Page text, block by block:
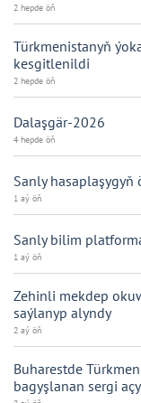
2 hepde öň
Türkmenistanyň
kesgitlenildi
2 hepde öň
Dalaşgär-2026
4 hepde öň
Sanly hasaplaşygyň
1 aý öň
Sanly bilim
1 aý öň
Zehinli mekdep
saýlanyp alyndy
2 aý öň
Buharestde
bagyşlanan sergi